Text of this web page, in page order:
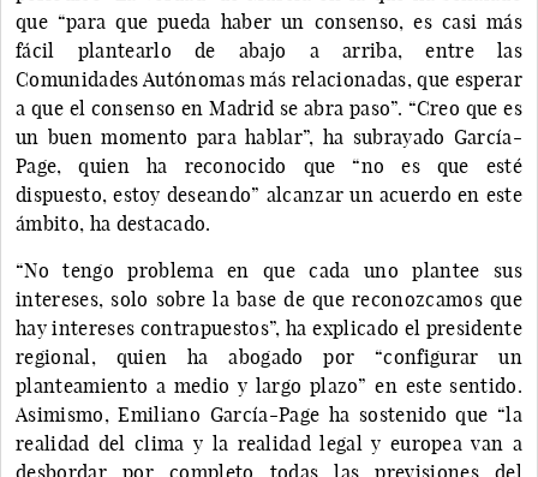
que “para que pueda haber un consenso, es casi más
fácil plantearlo de abajo a arriba, entre las
Comunidades Autónomas más relacionadas, que esperar
a que el consenso en Madrid se abra paso”. “Creo que es
un buen momento para hablar”, ha subrayado García-
Page, quien ha reconocido que “no es que esté
dispuesto, estoy deseando” alcanzar un acuerdo en este
ámbito, ha destacado.
“No tengo problema en que cada uno plantee sus
intereses, solo sobre la base de que reconozcamos que
hay intereses contrapuestos”, ha explicado el presidente
regional, quien ha abogado por “configurar un
planteamiento a medio y largo plazo” en este sentido.
Asimismo, Emiliano García-Page ha sostenido que “la
realidad del clima y la realidad legal y europea van a
desbordar por completo todas las previsiones del